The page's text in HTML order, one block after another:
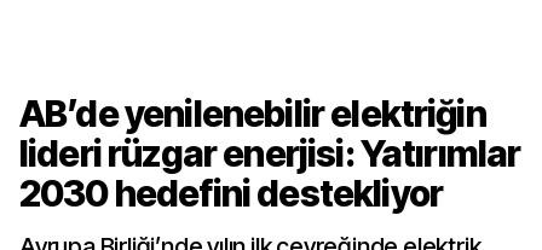
AB’de yenilenebilir elektriğin
lideri rüzgar enerjisi: Yatırımlar
2030 hedefini destekliyor